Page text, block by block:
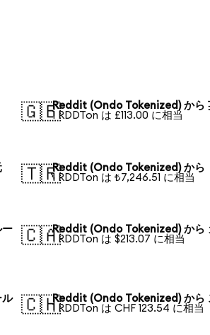
🇬🇧Reddit (Ondo Tokenized) から
1 RDDTon は £113.00 に相当
🇹🇷Reddit (Ondo Tokenized) から
1 RDDTon は ₺7,246.51 に相当
ー
🇨🇦Reddit (Ondo Tokenized) から
1 RDDTon は $213.07 に相当
🇨🇭Reddit (Ondo Tokenized) から
1 RDDTon は CHF 123.54 に相当